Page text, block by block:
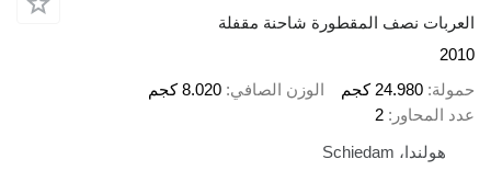
نصف المقطورة شاحنة مقفلة
كجم الوزن الصافي 8.020 كجم
2